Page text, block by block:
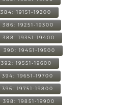
384: 19151-19200
386: 19251-19300
388: 19351-19400
390: 19451-19500
392: 19551-19600
394: 19651-19700
396: 19751-19800
398: 19851-19900